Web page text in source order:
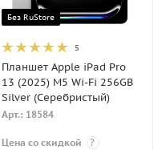
Без RuStore
5
Планшет Apple iPad Pro
13 (2025) M5 Wi-Fi 256GB
Silver (Серебристый)
Арт.: 18584
Цена со скидкой ?